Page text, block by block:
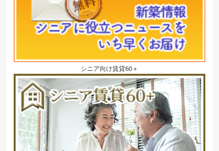
シニア向け賃貸60＋